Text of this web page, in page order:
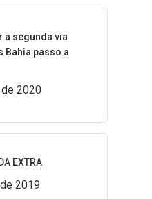
a segunda via
Bahia passo a
2020
EXTRA
2019